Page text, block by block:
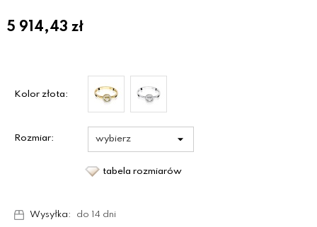
5 914,43 zł
Kolor złota:
Rozmiar:
tabela rozmiarów
Wysyłka: do 14 dni